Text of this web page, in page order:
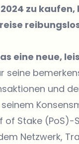
zu
eine neue,
seine
und
of Stake (PoS)-
Netzwerk,